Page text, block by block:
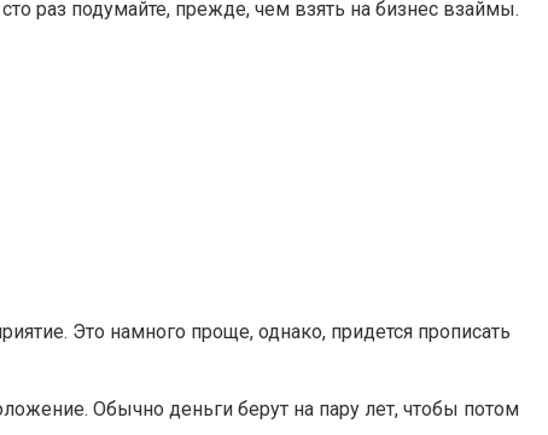
раз подумайте, прежде, чем взять на бизнес взаймы.
Это намного проще, однако, придется прописать
Обычно деньги берут на пару лет, чтобы потом